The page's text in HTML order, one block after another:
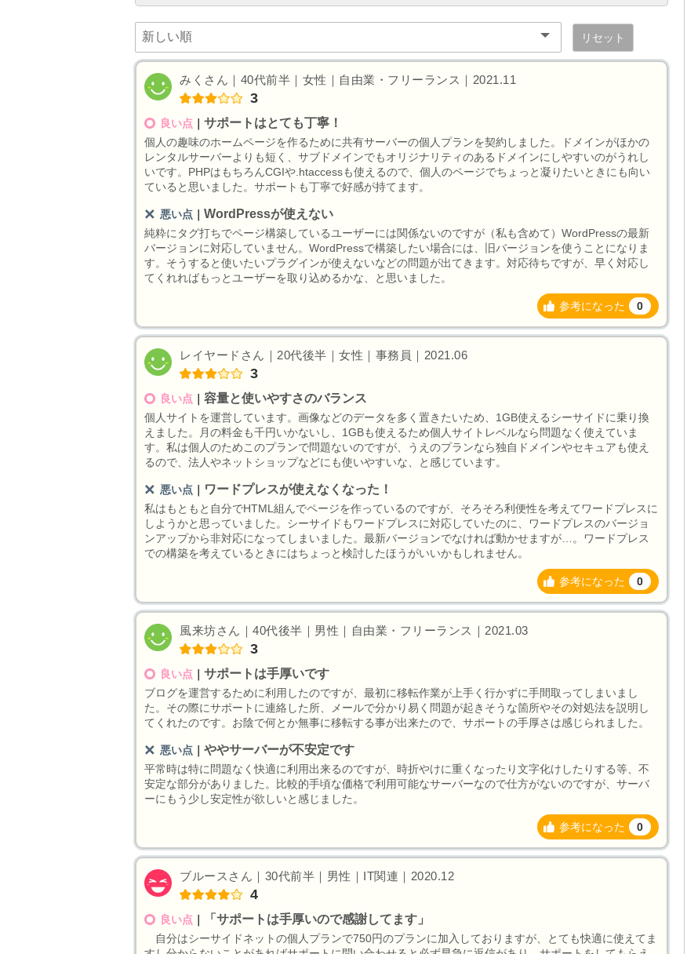
リセット
みくさん｜40代前半｜女性｜自由業・フリーランス｜2021.11
3
良い点 サポートはとても丁寧！
個人の趣味のホームページを作るために共有サーバーの個人プランを契約しました。ドメインがほかの
レンタルサーバーよりも短く、サブドメインでもオリジナリティのあるドメインにしやすいのがうれし
いです。PHPはもちろんCGIや.htaccessも使えるので、個人のページでちょっと凝りたいときにも向い
ていると思いました。サポートも丁寧で好感が持てます。
悪い点 WordPressが使えない
純粋にタグ打ちでページ構築しているユーザーには関係ないのですが（私も含めて）WordPressの最新
バージョンに対応していません。WordPressで構築したい場合には、旧バージョンを使うことになりま
す。そうすると使いたいプラグインが使えないなどの問題が出てきます。対応待ちですが、早く対応し
てくれればもっとユーザーを取り込めるかな、と思いました。
参考になった 0
レイヤードさん｜20代後半｜女性｜事務員｜2021.06
3
良い点 容量と使いやすさのバランス
個人サイトを運営しています。画像などのデータを多く置きたいため、1GB使えるシーサイドに乗り換
えました。月の料金も千円いかないし、1GBも使えるため個人サイトレベルなら問題なく使えていま
す。私は個人のためこのプランで問題ないのですが、うえのプランなら独自ドメインやセキュアも使え
るので、法人やネットショップなどにも使いやすいな、と感じています。
悪い点 ワードプレスが使えなくなった！
私はもともと自分でHTML組んでページを作っているのですが、そろそろ利便性を考えてワードプレスに
しようかと思っていました。シーサイドもワードプレスに対応していたのに、ワードプレスのバージョ
ンアップから非対応になってしまいました。最新バージョンでなければ動かせますが…。ワードプレス
での構築を考えているときにはちょっと検討したほうがいいかもしれません。
参考になった 0
風来坊さん｜40代後半｜男性｜自由業・フリーランス｜2021.03
3
良い点 サポートは手厚いです
ブログを運営するために利用したのですが、最初に移転作業が上手く行かずに手間取ってしまいまし
た。その際にサポートに連絡した所、メールで分かり易く問題が起きそうな箇所やその対処法を説明し
てくれたのです。お陰で何とか無事に移転する事が出来たので、サポートの手厚さは感じられました。
悪い点 ややサーバーが不安定です
平常時は特に問題なく快適に利用出来るのですが、時折やけに重くなったり文字化けしたりする等、不
安定な部分がありました。比較的手頃な価格で利用可能なサーバーなので仕方がないのですが、サーバ
ーにもう少し安定性が欲しいと感じました。
参考になった 0
ブルースさん｜30代前半｜男性｜IT関連｜2020.12
4
良い点 「サポートは手厚いので感謝してます」
自分はシーサイドネットの個人プランで750円のプランに加入しておりますが、とても快適に使えてま